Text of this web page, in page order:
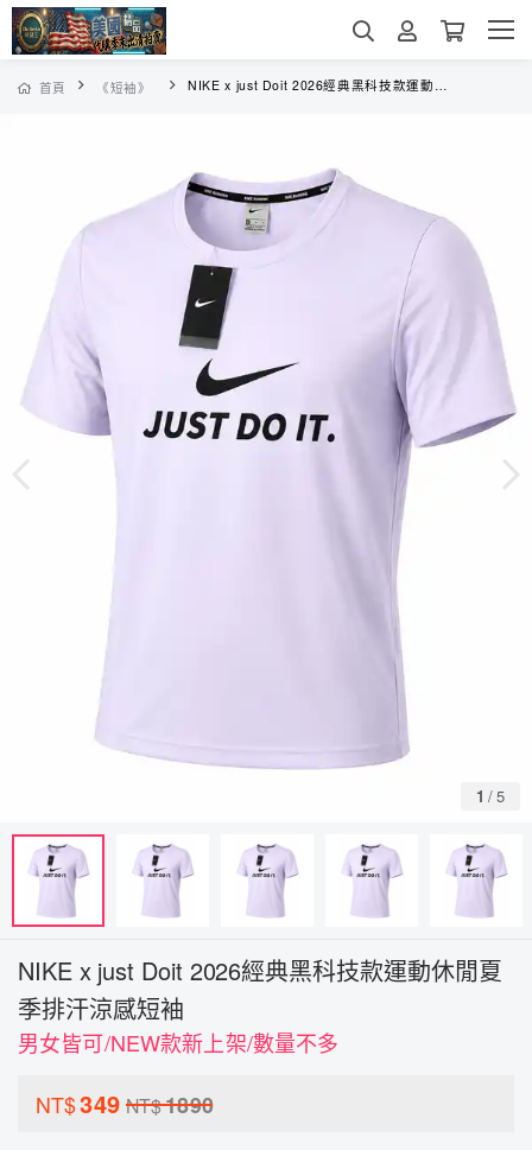
首頁 《短袖》 NIKE x just Doit 2026經典黑科技款運動休閒夏季排汗涼感短袖
1 /5
NIKE x just Doit 2026經典黑科技款運動休閒夏
季排汗涼感短袖
男女皆可/NEW款新上架/數量不多
NT$349 NT$1890